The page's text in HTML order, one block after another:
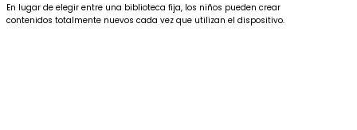
En lugar de elegir entre una biblioteca fija, los niños pueden crear
contenidos totalmente nuevos cada vez que utilizan el dispositivo.